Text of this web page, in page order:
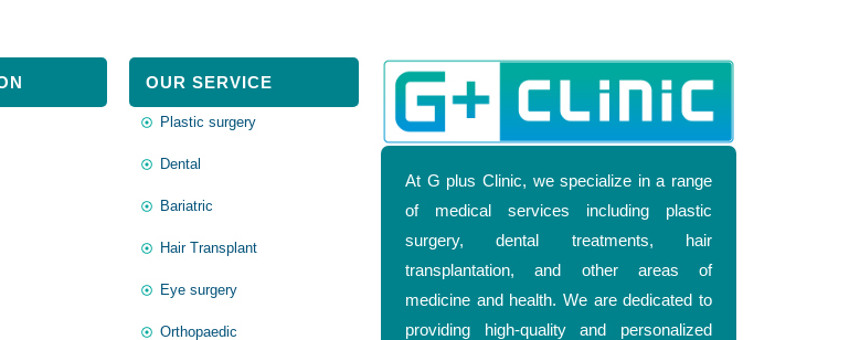
OUR SERVICE
Plastic surgery
Dental
Bariatric
Hair Transplant
Eye surgery
Orthopaedic
At G plus Clinic, we specialize in a range
of medical services including plastic
surgery, dental treatments, hair
transplantation, and other areas of
medicine and health. We are dedicated to
providing high-quality and personalized